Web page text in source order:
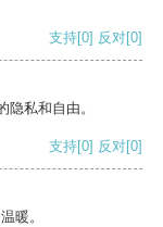
支持[0] 反对[0]
私和自由。
支持[0] 反对[0]
暖。